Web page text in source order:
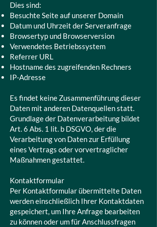
Dies sind:
Besuchte Seite auf unserer Domain
Datum und Uhrzeit der Serveranfrage
Browsertyp und Browserversion
Verwendetes Betriebssystem
Referrer URL
Hostname des zugreifenden Rechners
IP-Adresse
Es findet keine Zusammenführung dieser
Daten mit anderen Datenquellen statt.
Grundlage der Datenverarbeitung bildet
Art. 6 Abs. 1 lit. b DSGVO, der die
Verarbeitung von Daten zur Erfüllung
eines Vertrags oder vorvertraglicher
Maßnahmen gestattet.
Kontaktformular
Per Kontaktformular übermittelte Daten
werden einschließlich Ihrer Kontaktdaten
gespeichert, um Ihre Anfrage bearbeiten
zu können oder um für Anschlussfragen